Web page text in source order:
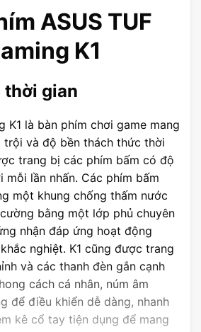
ASUS TUF
K1
gian
K1 là bàn phím chơi game mang
trội và độ bền thách thức thời
trang bị các phím bấm có độ
mỗi lần nhấn. Các phím bấm
một khung chống thấm nước
bằng một lớp phủ chuyên
nhận đáp ứng hoạt động
nghiệt. K1 cũng được trang
và các thanh đèn gắn cạnh
cách cá nhân, núm âm
để điều khiển dễ dàng, nhanh
kê cổ tay tiện dụng để mang